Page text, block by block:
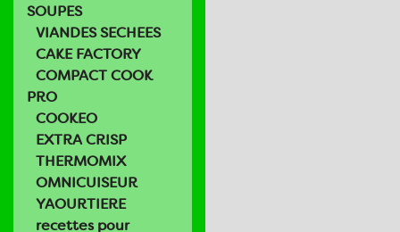
SOUPES
VIANDES SECHEES
CAKE FACTORY
COMPACT COOK
PRO
COOKEO
EXTRA CRISP
THERMOMIX
OMNICUISEUR
YAOURTIERE
recettes pour